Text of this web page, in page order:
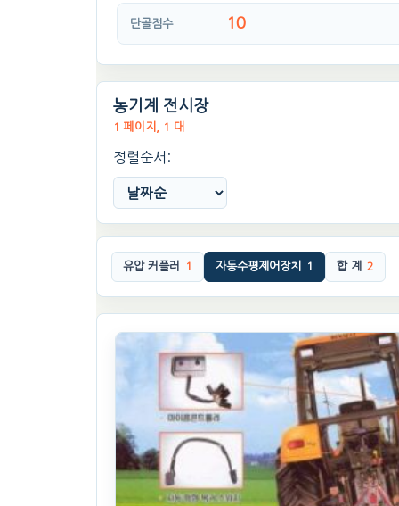
단골점수 10
농기계 전시장
1 페이지, 1 대
정렬순서:
유압 커플러 1 자동수평제어장치 1 합 계 2